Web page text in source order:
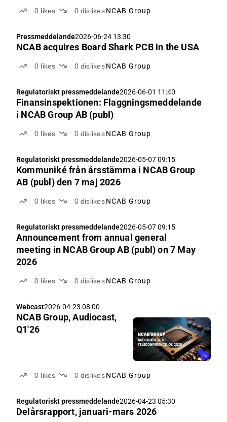
0 likes 0 dislikes NCAB Group
Pressmeddelande2026-06-24 13:30
NCAB acquires Board Shark PCB in the USA
0 likes 0 dislikes NCAB Group
Regulatoriskt pressmeddelande2026-06-01 11:40
Finansinspektionen: Flaggningsmeddelande
i NCAB Group AB (publ)
0 likes 0 dislikes NCAB Group
Regulatoriskt pressmeddelande2026-05-07 09:15
Kommuniké från årsstämma i NCAB Group
AB (publ) den 7 maj 2026
0 likes 0 dislikes NCAB Group
Regulatoriskt pressmeddelande2026-05-07 09:15
Announcement from annual general
meeting in NCAB Group AB (publ) on 7 May
2026
0 likes 0 dislikes NCAB Group
Webcast2026-04-23 08:00
NCAB Group, Audiocast,
Q1'26
0 likes 0 dislikes NCAB Group
Regulatoriskt pressmeddelande2026-04-23 05:30
Delårsrapport, januari-mars 2026